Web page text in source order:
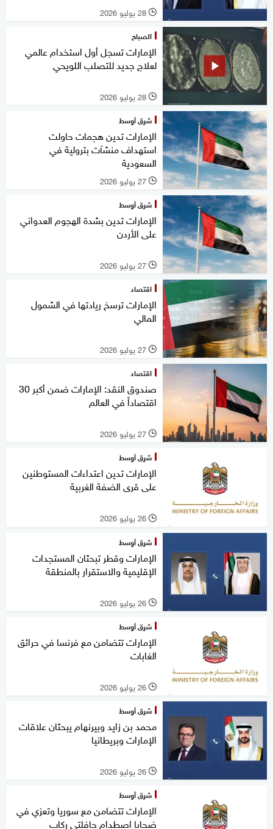
l 28 يوليو 2026
الصباح
الإمارات تسجل أول استخدام عالمي
لعلاج جديد للتصلب اللويحي
l 28 يوليو 2026
شرق أوسط
الإمارات تدين هجمات حاولت
استهداف منشآت بترولية في
السعودية
l 27 يوليو 2026
شرق أوسط
الإمارات تدين بشدة الهجوم العدواني
على الأردن
l 27 يوليو 2026
اقتصاد
الإمارات ترسخ ريادتها في الشمول
المالي
l 27 يوليو 2026
اقتصاد
صندوق النقد: الإمارات ضمن أكبر 30
اقتصاداً في العالم
l 27 يوليو 2026
شرق أوسط
الإمارات تدين اعتداءات المستوطنين
على قرى الضفة الغربية
l 26 يوليو 2026
شرق أوسط
الإمارات وقطر تبحثان المستجدات
الإقليمية والاستقرار بالمنطقة
l 26 يوليو 2026
شرق أوسط
الإمارات تتضامن مع فرنسا في حرائق
الغابات
l 26 يوليو 2026
شرق أوسط
محمد بن زايد وبيرنهام يبحثان علاقات
الإمارات وبريطانيا
l 26 يوليو 2026
شرق أوسط
الإمارات تتضامن مع سوريا وتعزي في
ضحايا اصطدام حافلتي ركاب